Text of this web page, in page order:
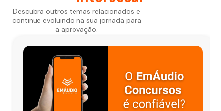
Descubra outros temas relacionados e
continue evoluindo na sua jornada para
a aprovação.